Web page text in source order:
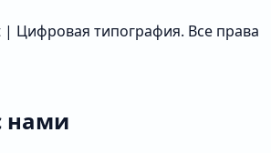
Цифровая типография. Все права
нами